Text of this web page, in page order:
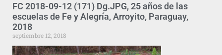
FC 2018-09-12 (171) Dg.JPG, 25 años de las
escuelas de Fe y Alegría, Arroyito, Paraguay,
2018
septiembre 12, 2018